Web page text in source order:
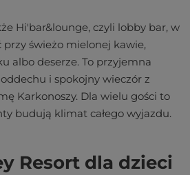
Hi'bar&lounge, czyli lobby bar, w
świeżo mielonej kawie,
albo deserze. To przyjemna
i spokojny wieczór z
Karkonoszy. Dla wielu gości to
budują klimat całego wyjazdu.
Resort dla dzieci